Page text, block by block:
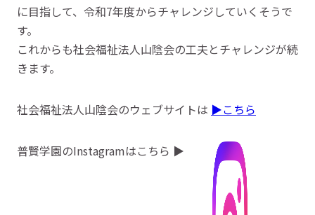
に目指して、令和7年度からチャレンジしていくそうで
す。
これからも社会福祉法人山陰会の工夫とチャレンジが続
きます。
社会福祉法人山陰会のウェブサイトは ▶こちら
普賢学園のInstagramはこちら ▶